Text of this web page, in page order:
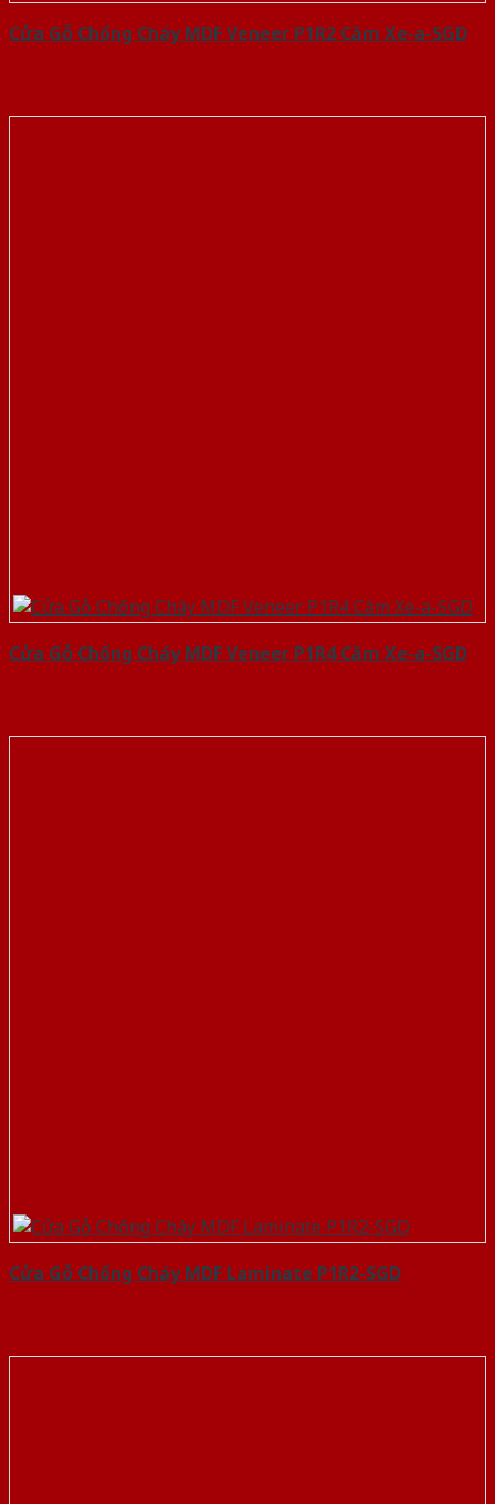
Cửa Gỗ Chống Cháy MDF Veneer P1R2 Căm Xe-a-SGD
Cửa Gỗ Chống Cháy MDF Veneer P1R4 Căm Xe-a-SGD
Cửa Gỗ Chống Cháy MDF Laminate P1R2-SGD